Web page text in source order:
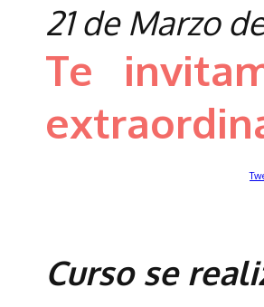
21 de Marzo
Te
Curso se